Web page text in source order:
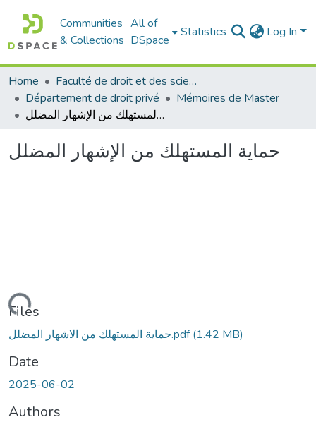
Communities
& Collections
All of
DSpace
Statistics Log In
Home
Faculté de droit et des sciences politiques
Département de droit privé
Mémoires de Master
حماية المستهلك من الإشهار المضلل
حماية المستهلك من الإشهار المضلل
Files
حماية المستهلك من الاشهار المضلل.pdf(1.42 MB)
Date
2025-06-02
Authors